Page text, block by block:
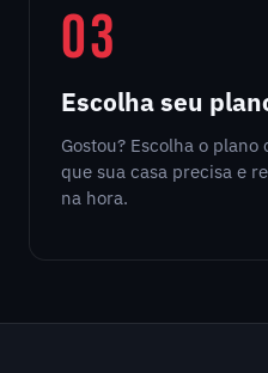
03
Escolha seu
Gostou? Escolha o
que sua casa precisa e
na hora.